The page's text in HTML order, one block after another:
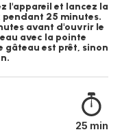
l'appareil et lancez la
pendant 25 minutes.
avant d'ouvrir le
avec la pointe
gâteau est prêt, sinon
25 min